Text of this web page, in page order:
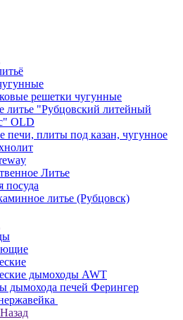
решетки чугунные
литье "Рубцовский литейный
OLD
печи, плиты под казан, чугунное
Литье
посуда
литье (Рубцовск)
дымоходы AWT
дымохода печей Ферингер
Назад